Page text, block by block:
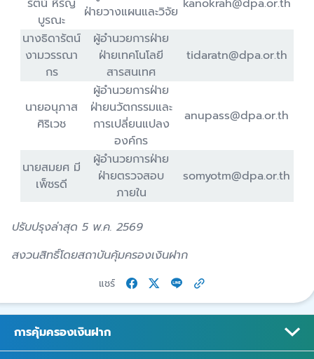
บูรณะ
ฝ่ายวางแผนและวิจัย
นางธิดารัตน์
งามวรรณา
กร
ผู้อำนวยการฝ่าย
ฝ่ายเทคโนโลยี
สารสนเทศ
tidaratn@dpa.or.th
นายอนุภาส
ศิริเวช
ผู้อำนวยการฝ่าย
ฝ่ายนวัตกรรมและ
การเปลี่ยนแปลง
องค์กร
anupass@dpa.or.th
นายสมยศ มี
เพ็ชรดี
ผู้อำนวยการฝ่าย
ฝ่ายตรวจสอบ
ภายใน
somyotm@dpa.or.th
ปรับปรุงล่าสุด 5 พ.ค. 2569
สงวนสิทธิ์โดยสถาบันคุ้มครองเงินฝาก
แชร์
การคุ้มครองเงินฝาก